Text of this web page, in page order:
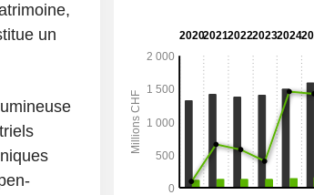
un
Valorlife, Vaudoise Vie, ainsi que
SA. La société détient
capital social de la société Orion, qui
services d’assurance de protection